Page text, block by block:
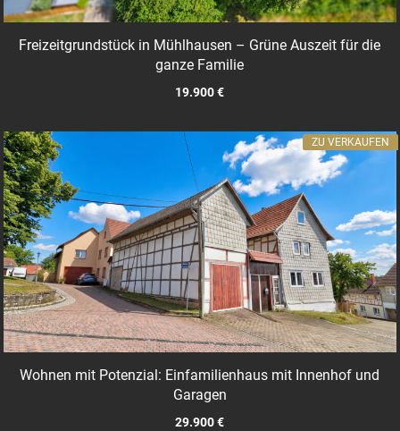
Freizeitgrundstück in Mühlhausen – Grüne Auszeit für die
ganze Familie
19.900 €
Wohnen mit Potenzial: Einfamilienhaus mit Innenhof und
Garagen
29.900 €
ZU VERKAUFEN